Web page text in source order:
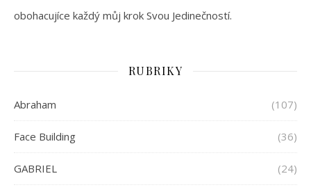
obohacujíce každý můj krok Svou Jedinečností.
RUBRIKY
Abraham (107)
Face Building (36)
GABRIEL (24)